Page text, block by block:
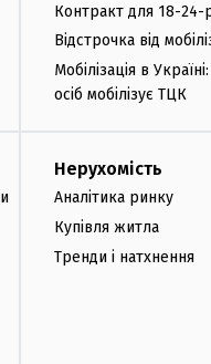
Контракт для 18-24-
Відстрочка від
Мобілізація в
осіб мобілізує ТЦК
Нерухомість
Аналітика ринку
Купівля житла
Тренди і натхнення